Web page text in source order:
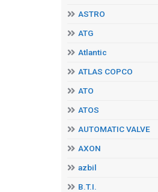
ASTRO
ATG
Atlantic
ATLAS COPCO
ATO
ATOS
AUTOMATIC VALVE
AXON
azbil
B.T.I.